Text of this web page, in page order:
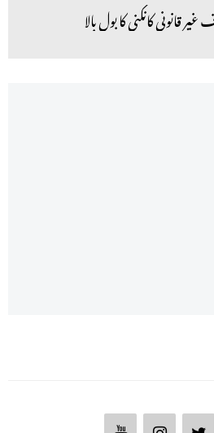
قانونی کانکنی کا بول بالا